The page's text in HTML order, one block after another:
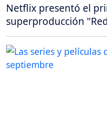
Netflix presentó el
superproducción